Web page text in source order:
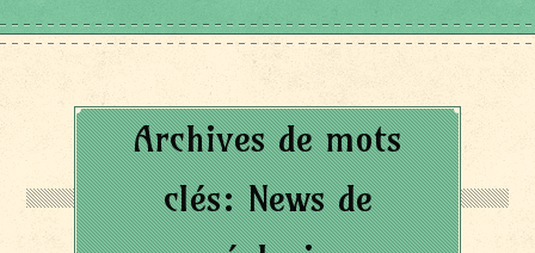
Archives de mots
clés:News de